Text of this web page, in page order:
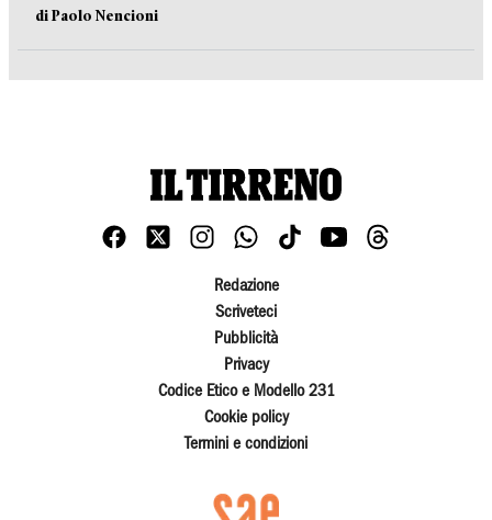
di Paolo Nencioni
Redazione
Scriveteci
Pubblicità
Privacy
Codice Etico e Modello 231
Cookie policy
Termini e condizioni